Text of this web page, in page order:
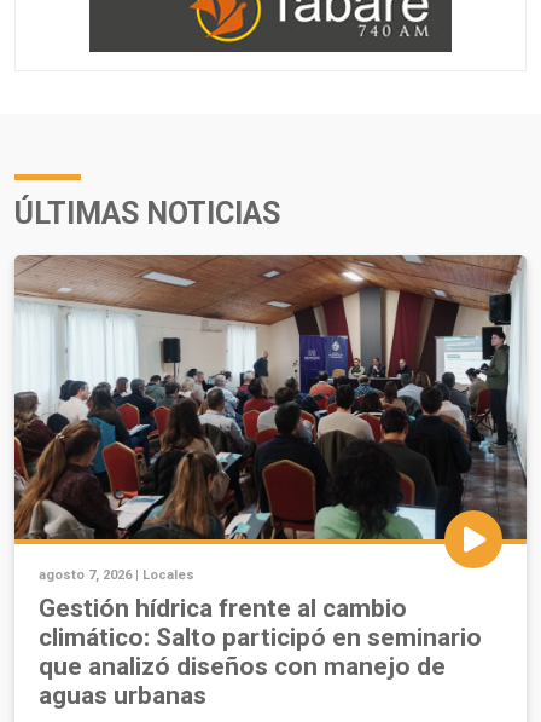
ÚLTIMAS NOTICIAS
agosto 7, 2026 | Locales
Gestión hídrica frente al cambio
climático: Salto participó en seminario
que analizó diseños con manejo de
aguas urbanas